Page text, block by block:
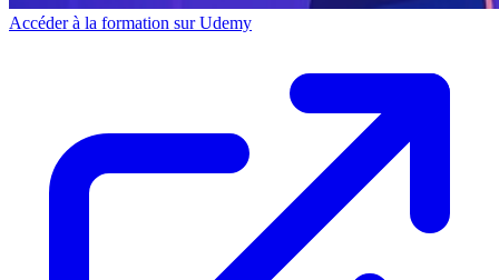
Accéder à la formation sur Udemy